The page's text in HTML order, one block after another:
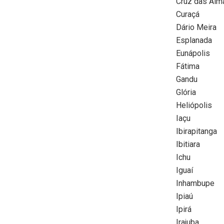
Curaçá
Dário Meira
Esplanada
Eunápolis
Fátima
Gandu
Glória
Heliópolis
Iaçu
Ibirapitanga
Ibitiara
Ichu
Iguaí
Inhambupe
Ipiaú
Ipirá